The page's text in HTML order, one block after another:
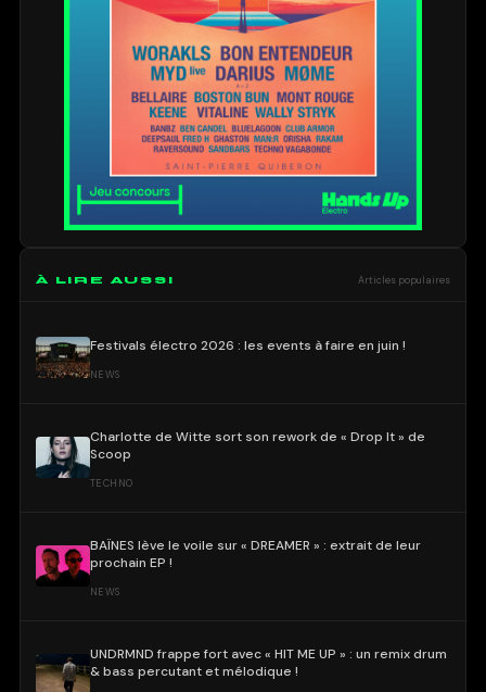
À LIRE AUSSI Articles populaires
Festivals électro 2026 : les events à faire en juin !
NEWS
Charlotte de Witte sort son rework de « Drop It » de
Scoop
TECHNO
BAÏNES lève le voile sur « DREAMER » : extrait de leur
prochain EP !
NEWS
UNDRMND frappe fort avec « HIT ME UP » : un remix drum
& bass percutant et mélodique !